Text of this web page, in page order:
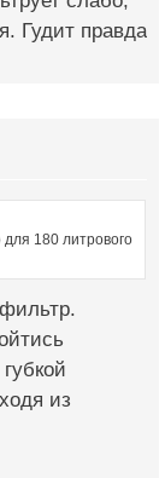
Гудит правда
180 литрового
из